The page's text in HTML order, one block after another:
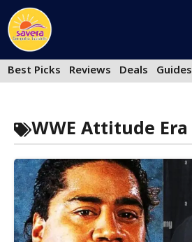
Skip
to
content
Best Picks
Reviews Deals Guides
WWE Attitude Era